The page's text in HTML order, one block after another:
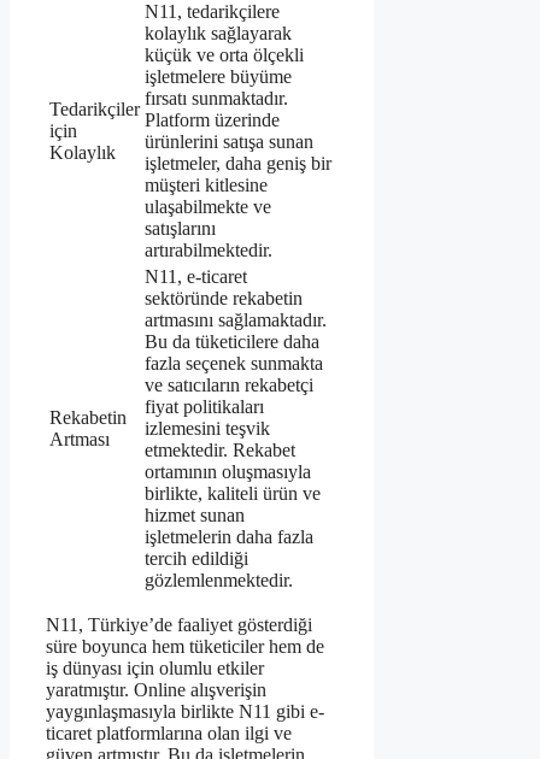
Tedarikçiler
için
Kolaylık
N11, tedarikçilere
kolaylık sağlayarak
küçük ve orta ölçekli
işletmelere büyüme
fırsatı sunmaktadır.
Platform üzerinde
ürünlerini satışa sunan
işletmeler, daha geniş bir
müşteri kitlesine
ulaşabilmekte ve
satışlarını
artırabilmektedir.
Rekabetin
Artması
N11, e-ticaret
sektöründe rekabetin
artmasını sağlamaktadır.
Bu da tüketicilere daha
fazla seçenek sunmakta
ve satıcıların rekabetçi
fiyat politikaları
izlemesini teşvik
etmektedir. Rekabet
ortamının oluşmasıyla
birlikte, kaliteli ürün ve
hizmet sunan
işletmelerin daha fazla
tercih edildiği
gözlemlenmektedir.
N11, Türkiye’de faaliyet gösterdiği
süre boyunca hem tüketiciler hem de
iş dünyası için olumlu etkiler
yaratmıştır. Online alışverişin
yaygınlaşmasıyla birlikte N11 gibi e-
ticaret platformlarına olan ilgi ve
güven artmıştır. Bu da işletmelerin